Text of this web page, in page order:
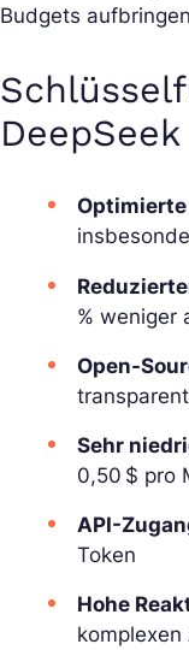
Budgets
DeepSeek
% weniger
Open-
Sehr
0,50 $ pro
API-
Token
Hohe